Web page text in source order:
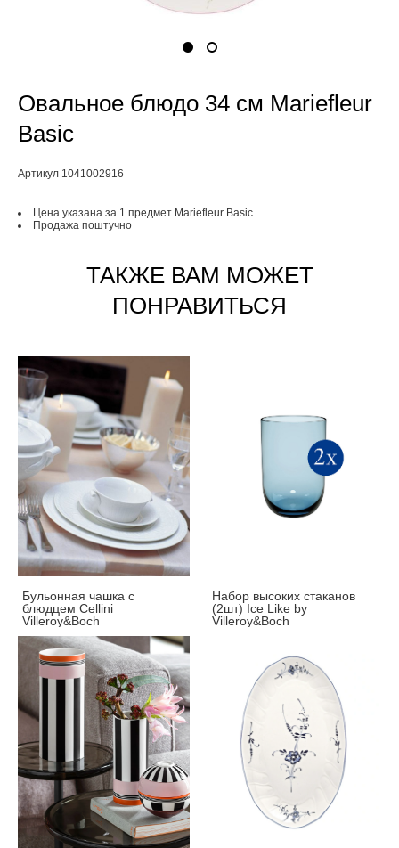
Овальное блюдо 34 см Mariefleur
Basic
Артикул 1041002916
Цена указана за 1 предмет Mariefleur Basic
Продажа поштучно
ТАКЖЕ ВАМ МОЖЕТ
ПОНРАВИТЬСЯ
Бульонная чашка с
блюдцем Cellini
Villeroy&Boch
Набор высоких стаканов
(2шт) Ice Like by
Villeroy&Boch